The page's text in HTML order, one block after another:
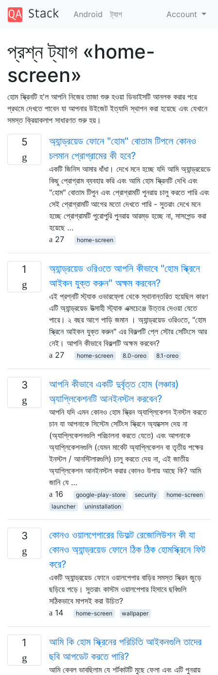
Android ট্যাগ Account
প্রশ্ন ট্যাগ «home-
screen»
হোম স্ক্রিনটি হ'ল আপনি নিজের তাজা শুরু হওয়া ডিভাইসটি আনলক করার পরে
প্রথমে দেখতে পাবেন যা আপনার উইজেট ইত্যাদি স্থাপন করা হয়েছে এবং যেখানে
সমস্ত ক্রিয়াকলাপ সাধারণত শুরু হয়।
5
অ্যান্ড্রয়েড ফোনে "হোম" বোতাম টিপলে কোনও
চলমান প্রোগ্রামের কী হবে?
একটি জিনিস আমার ধাঁধা। দেখে মনে হচ্ছে যদি আমি অ্যান্ড্রয়েডে
কিছু প্রোগ্রাম ব্যবহার করি এবং আমি হোম স্ক্রিনটি দেখি এবং
"হোম" বোতাম টিপুন এবং প্রোগ্রামটি পুনরায় চালু করতে পারি এবং
সেই প্রোগ্রামটি আগের মতো দেখতে পারি - সুতরাং দেখে মনে
হচ্ছে প্রোগ্রামটি পুরোপুরি পুনরায় আরম্ভ হচ্ছে না, সাসপেন্ড করা
হয়েছে …
27
home-screen
1
অ্যান্ড্রয়েড ওরিওতে আপনি কীভাবে "হোম স্ক্রিনে
আইকন যুক্ত করুন" অক্ষম করবেন?
এই প্রশ্নটি স্ট্যাক ওভারফ্লো থেকে স্থানান্তরিত হয়েছিল কারণ
এটি অ্যান্ড্রয়েড উত্সাহী স্ট্যাক এক্সচেঞ্জে উত্তর দেওয়া যেতে
পারে। ২ বছর আগে পাড়ি জমান । অ্যান্ড্রয়েড ওরিওতে, "হোম
স্ক্রিনে আইকন যুক্ত করুন" এর বিকল্পটি প্লে স্টোর সেটিংসে আর
নেই। আপনি কীভাবে বিকল্পটি অক্ষম করবেন?
27
home-screen 8.0-oreo 8.1-oreo
3
আপনি কীভাবে একটি দুর্বৃত্ত হোম (লঞ্চার)
অ্যাপ্লিকেশনটি আনইনস্টল করবেন?
আপনি যদি এমন কোনও হোম স্ক্রিন অ্যাপ্লিকেশন ইনস্টল করতে
চান যা আপনাকে সিস্টেম সেটিংস স্ক্রিনে অ্যাক্সেস দেয় না
(অ্যাপ্লিকেশনগুলি পরিচালনা করতে যেতে) এবং আপনাকে
অ্যাপ্লিকেশনগুলি (যেমন মার্কেট অ্যাপ্লিকেশন বা তৃতীয় পক্ষের
ইনস্টল / আনস্টিলারগুলি) চালু করতে দেয় না, এই জাতীয়
অ্যাপ্লিকেশন আনইনস্টল করার কোনও উপায় আছে কি? আমি
জানি যে …
16
google-play-store security
home-screen
launcher
uninstallation
3
কোনও ওয়ালপেপারের ডিফল্ট রেজোলিউশন কী যা
কোনও অ্যান্ড্রয়েড ফোনে ঠিক ঠিক হোমস্ক্রিনে ফিট
করে?
একটি অ্যান্ড্রয়েড ফোনে ওয়ালপেপার বাড়ির সমস্ত স্ক্রিন জুড়ে
ছড়িয়ে পড়ে। সুতরাং কাস্টম ওয়ালপেপার হিসাবে ছবিগুলি
সঠিকভাবে মাপসই করা উচিত?
14
home-screen wallpaper
1
আমি কি হোম স্ক্রিনের পরিচিতি আইকনগুলি তাদের
ছবি আপডেট করতে পারি?
আমি কেবল ভাবছিলাম যে শর্টকাটটি মুছে ফেলা এবং এটি পুনরায়